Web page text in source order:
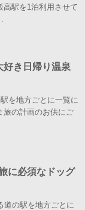
高駅を1泊利用させて
好き日帰り温泉
を地方ごとに一覧に
旅の計画のお供にご
に必須なドッグ
道の駅を地方ごとに